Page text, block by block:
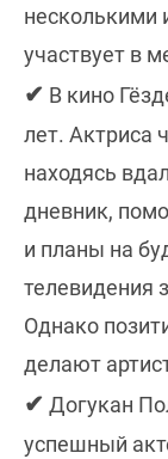
несколькими
участвует в
✔ В кино
лет. Актриса
находясь
дневник,
и планы на
телевидения
Однако
делают
✔ Догукан
успешный